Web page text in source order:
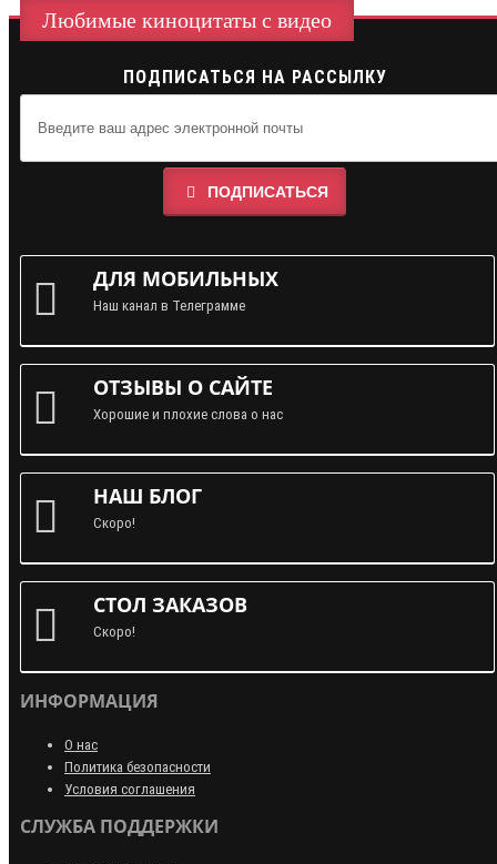
Любимые киноцитаты с видео
ПОДПИСАТЬСЯ НА РАССЫЛКУ
ПОДПИСАТЬСЯ
ДЛЯ МОБИЛЬНЫХ
Наш канал в Телеграмме
ОТЗЫВЫ О САЙТЕ
Хорошие и плохие слова о нас
НАШ БЛОГ
Скоро!
СТОЛ ЗАКАЗОВ
Скоро!
ИНФОРМАЦИЯ
О нас
Политика безопасности
Условия соглашения
СЛУЖБА ПОДДЕРЖКИ